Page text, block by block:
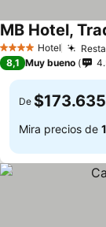
4 EstrellasHotel
MB Hotel,
8,1 Muy bueno
De $173.635
Mira precios de